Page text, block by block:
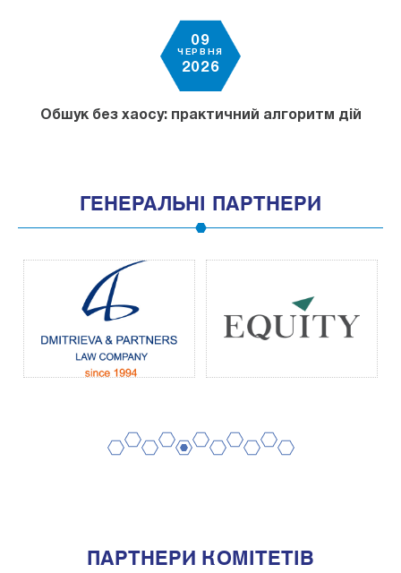
09
ЧЕРВНЯ
2026
Обшук без хаосу: практичний алгоритм дій
ГЕНЕРАЛЬНІ ПАРТНЕРИ
ПАРТНЕРИ КОМІТЕТІВ